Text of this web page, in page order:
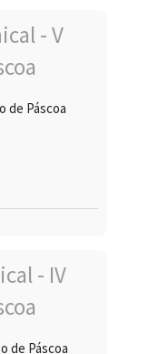
de Páscoa
de Páscoa